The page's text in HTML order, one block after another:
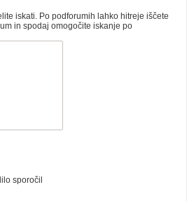
iskati. Po podforumih lahko hitreje iščete
in spodaj omogočite iskanje po
sporočil